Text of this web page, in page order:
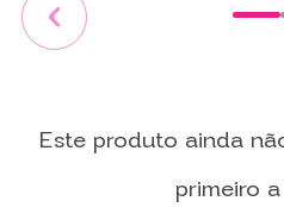
Este produto ainda
primeiro